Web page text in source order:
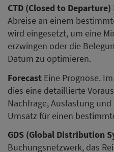
CTD (Closed to Departure)
Abreise an einem
wird eingesetzt, um eine
erzwingen oder die
Datum zu optimieren.
Forecast Eine Prognose.
dies eine detaillierte
Nachfrage, Auslastung
Umsatz für einen
GDS (Global Distribution
Buchungsnetzwerk, das